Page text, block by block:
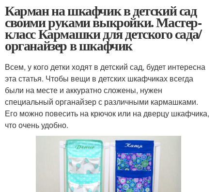
Карман на шкафчик в детский сад
своими руками выкройки. Мастер-
класс Кармашки для детского сада/
органайзер в шкафчик
Всем, у кого детки ходят в детский сад, будет интересна
эта статья. Чтобы вещи в детских шкафчиках всегда
были на месте и аккуратно сложены, нужен
специальный органайзер с различными кармашками.
Его можно повесить на крючок или на дверцу шкафчика,
что очень удобно.